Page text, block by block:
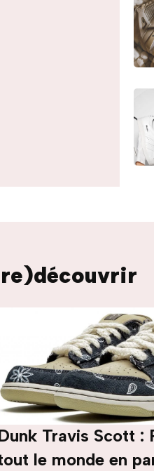
Travis Scott :
le monde en